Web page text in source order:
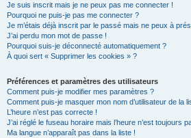
Je suis inscrit mais je ne peux pas me connecter !
Pourquoi ne puis-je pas me connecter ?
Je m’étais déjà inscrit par le passé mais ne peux à
J’ai perdu mon mot de passe !
Pourquoi suis-je déconnecté automatiquement ?
À quoi sert « Supprimer les cookies » ?
Préférences et paramètres des utilisateurs
Comment puis-je modifier mes paramètres ?
Comment puis-je masquer mon nom d’utilisateur de la
L’heure n’est pas correcte !
J’ai réglé le fuseau horaire mais l’heure n’est toujours
Ma langue n’apparaît pas dans la liste !